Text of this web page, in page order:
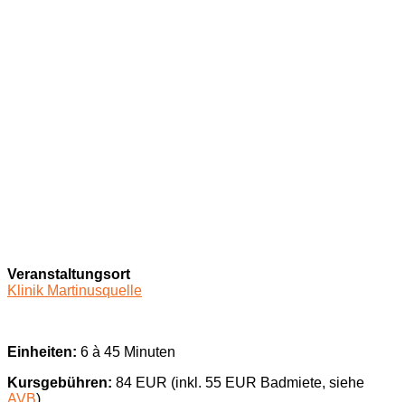
Veranstaltungsort
Klinik Martinusquelle
Einheiten: 6 à 45 Minuten
Kursgebühren: 84 EUR (inkl. 55 EUR Badmiete, siehe